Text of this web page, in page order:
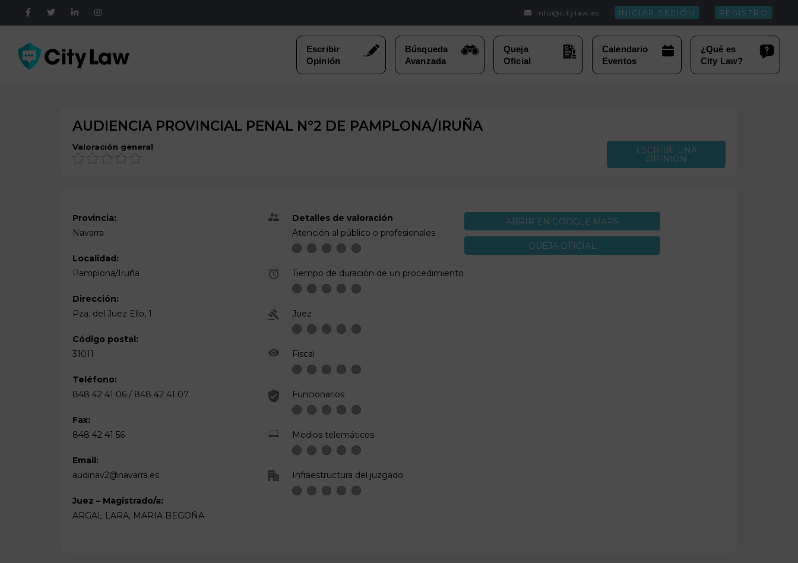
INICIAR SESIÓN REGISTRO
info@citylaw.es
AUDIENCIA PROVINCIAL PENAL Nº2 DE PAMPLONA/IRUÑA
Valoración general
ESCRIBE UNA
OPINIÓN
Provincia:
Navarra
Localidad:
Pamplona/Iruña
Dirección:
Pza. del Juez Elío, 1
Código postal:
31011
Teléfono:
848 42 41 06 / 848 42 41 07
Fax:
848 42 41 56
Email:
audinav2@navarra.es
Juez – Magistrado/a:
ARGAL LARA, MARIA BEGOÑA
Detalles de valoración
Atención al público o profesionales
Tiempo de duración de un procedimiento
Juez
Fiscal
Funcionarios
Medios telemáticos
Infraestructura del juzgado
ABRIR EN GOOGLE MAPS
QUEJA OFICIAL